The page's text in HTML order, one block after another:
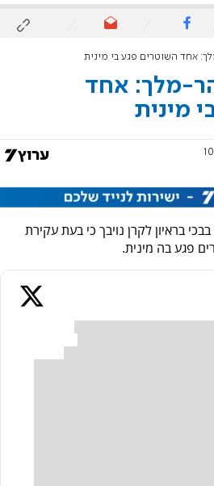
אחד השוטרים פגע בי מינית
הר-מלך: אחד
מינית
בראיון לקרן נויבך כי בעת עקירת
פגע בה מינית.